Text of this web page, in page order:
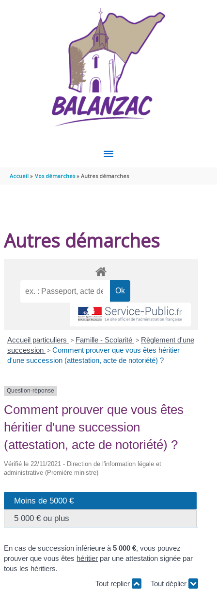
MENU
PRINCIPAL
Accueil Vos démarches Autres démarches
Autres démarches
Accueil particuliers > Famille - Scolarité > Règlement d'une
succession > Comment prouver que vous êtes héritier
d'une succession (attestation, acte de notoriété) ?
Question-réponse
Comment prouver que vous êtes
héritier d'une succession
(attestation, acte de notoriété) ?
Vérifié le 22/11/2021 - Direction de l'information légale et
administrative (Première ministre)
Moins de 5000 €
5 000 € ou plus
En cas de succession inférieure à5 000 €, vous pouvez
prouver que vous êtes héritier par une attestation signée par
tous les héritiers.
Tout replier
Tout déplier